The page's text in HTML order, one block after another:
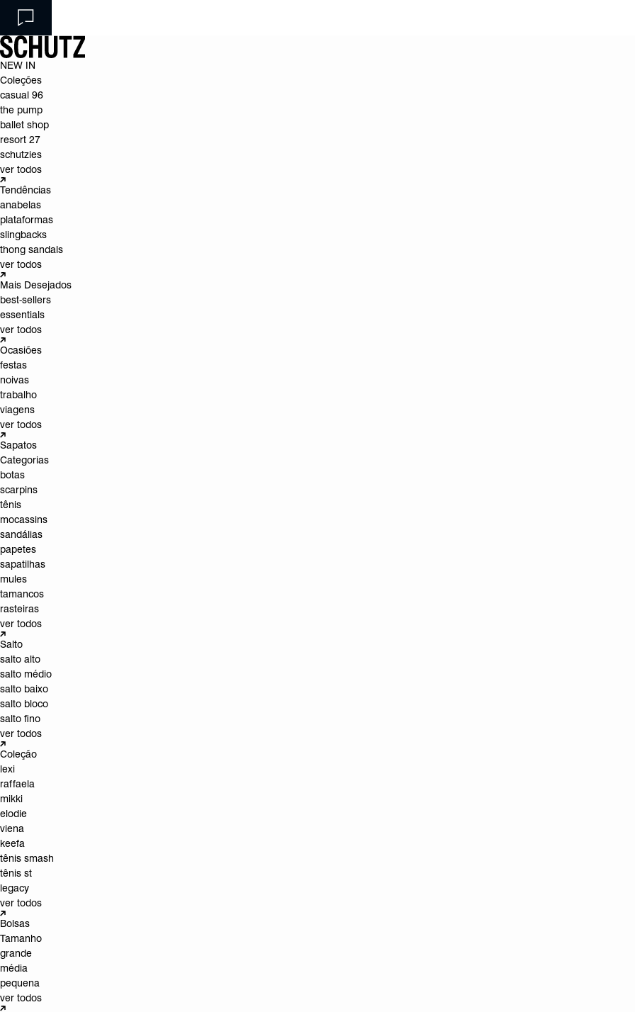
NEW IN
Coleções
casual 96
the pump
ballet shop
resort 27
schutzies
ver todos
Tendências
anabelas
plataformas
slingbacks
thong sandals
ver todos
Mais Desejados
best-sellers
essentials
ver todos
Ocasiões
festas
noivas
trabalho
viagens
ver todos
Sapatos
Categorias
botas
scarpins
tênis
mocassins
sandálias
papetes
sapatilhas
mules
tamancos
rasteiras
ver todos
Salto
salto alto
salto médio
salto baixo
salto bloco
salto fino
ver todos
Coleção
lexi
raffaela
mikki
elodie
viena
keefa
tênis smash
tênis st
legacy
ver todos
Bolsas
Tamanho
grande
média
pequena
ver todos